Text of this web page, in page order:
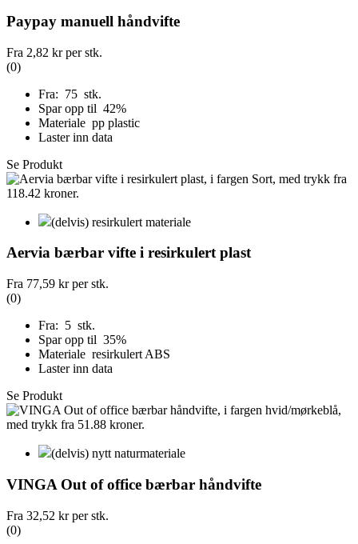
Paypay manuell håndvifte
Fra 2,82 krper stk.
(0)
Fra: 75 stk.
Spar opp til 42%
Materiale pp plastic
Laster inn data
Se Produkt
(delvis) resirkulert materiale
Aervia bærbar vifte i resirkulert plast
Fra 77,59 krper stk.
(0)
Fra: 5 stk.
Spar opp til 35%
Materiale resirkulert ABS
Laster inn data
Se Produkt
(delvis) nytt naturmateriale
VINGA Out of office bærbar håndvifte
Fra 32,52 krper stk.
(0)